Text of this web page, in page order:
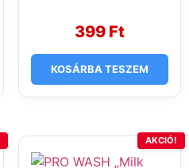
649 Ft.
399 Ft
399 Ft.
KOSÁRBA TESZEM
AKCIÓ!